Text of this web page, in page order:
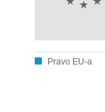
Pravo EU-a